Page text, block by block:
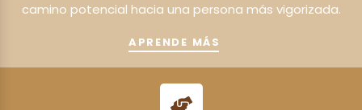
camino potencial hacia una persona más vigorizada.
APRENDE MÁS